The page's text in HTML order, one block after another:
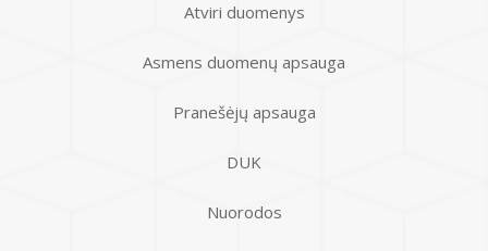
Atviri duomenys
Asmens duomenų apsauga
Pranešėjų apsauga
DUK
Nuorodos